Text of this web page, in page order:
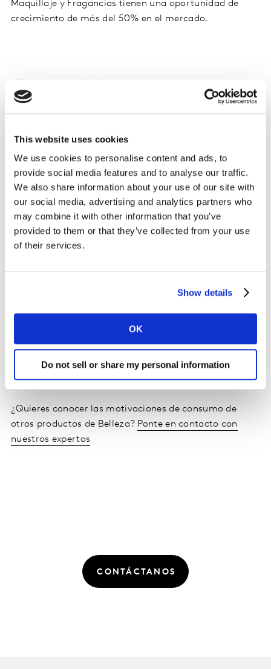
This website uses cookies
We use cookies to personalise content and ads, to
provide social media features and to analyse our traffic.
We also share information about your use of our site with
our social media, advertising and analytics partners who
may combine it with other information that you’ve
provided to them or that they’ve collected from your use
of their services.
Show details
OK
Do not sell or share my personal information
Maquillaje y Fragancias tienen una oportunidad de
crecimiento de más del 50% en el mercado.
Por lo tanto, identificar las motivaciones para
consumir un producto es fundamental. En el caso de
Fragancias la principal razón para elegir una marca es
serían los otros dos aspectos a considerar para su
¿Quieres conocer las motivaciones de consumo de
otros productos de Belleza? Ponte en contacto con
nuestros expertos
CONTÁCTANOS